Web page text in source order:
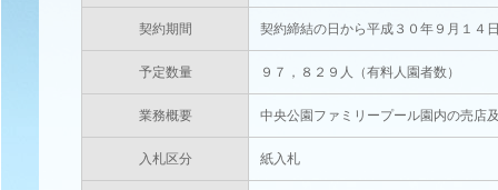
契約期間 契約締結の日から平成３０年９月１４
予定数量 ９７，８２９人（有料人園者数）
業務概要 中央公園ファミリープール園内の売店
入札区分 紙入札